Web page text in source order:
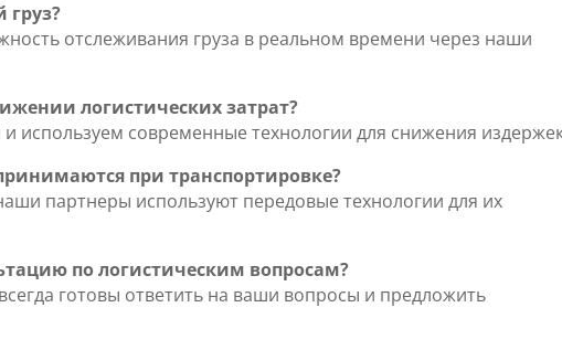
груз?
отслеживания груза в реальном времени через наши
логистических затрат?
современные технологии для снижения
при транспортировке?
партнеры используют передовые технологии для их
по логистическим вопросам?
готовы ответить на ваши вопросы и предложить